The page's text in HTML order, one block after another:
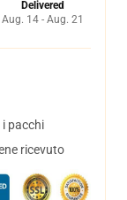
Delivered
Aug. 14 - Aug. 21
pacchi
ricevuto